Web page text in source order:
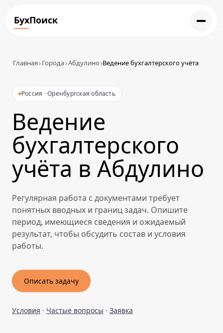
БухПоиск
Главная›Города›Абдулино›Ведение бухгалтерского учёта
Россия · Оренбургская область
Ведение
бухгалтерского
учёта в Абдулино
Регулярная работа с документами требует
понятных вводных и границ задач. Опишите
период, имеющиеся сведения и ожидаемый
результат, чтобы обсудить состав и условия
работы.
Описать задачу
Условия · Частые вопросы · Заявка